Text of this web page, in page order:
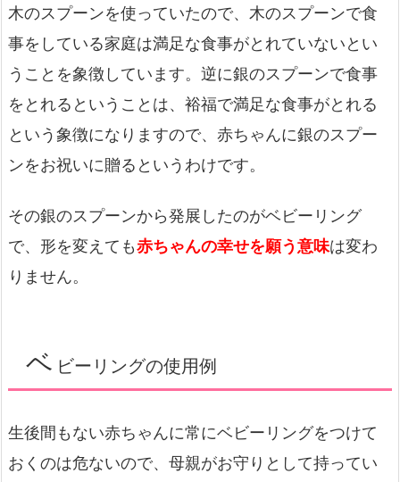
木のスプーンを使っていたので、木のスプーンで食
事をしている家庭は満足な食事がとれていないとい
うことを象徴しています。逆に銀のスプーンで食事
をとれるということは、裕福で満足な食事がとれる
という象徴になりますので、赤ちゃんに銀のスプー
ンをお祝いに贈るというわけです。
その銀のスプーンから発展したのがベビーリング
で、形を変えても赤ちゃんの幸せを願う意味は変わ
りません。
ベ ビーリングの使用例
生後間もない赤ちゃんに常にベビーリングをつけて
おくのは危ないので、母親がお守りとして持ってい